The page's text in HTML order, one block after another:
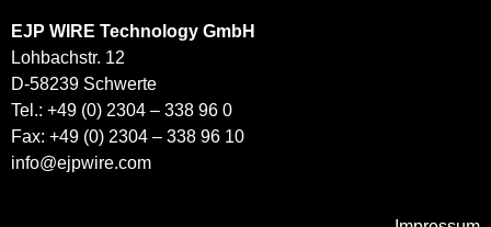
EJP WIRE Technology GmbH
Lohbachstr. 12
D-58239 Schwerte
Tel.: +49 (0) 2304 – 338 96 0
Fax: +49 (0) 2304 – 338 96 10
info@ejpwire.com